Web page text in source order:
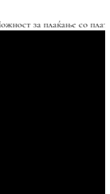
Можност за